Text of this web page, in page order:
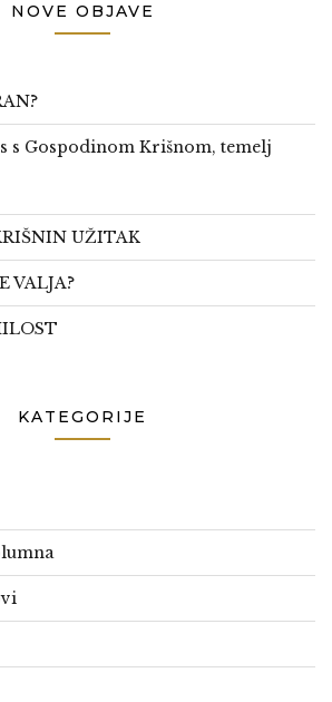
NOVE OBJAVE
s Gospodinom Krišnom, temelj
UŽITAK
VALJA?
KATEGORIJE